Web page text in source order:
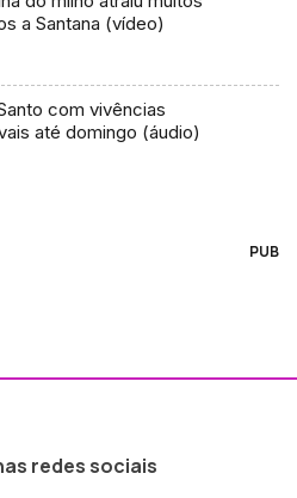
a Santana (vídeo)
com vivências
até domingo (áudio)
PUB
redes sociais